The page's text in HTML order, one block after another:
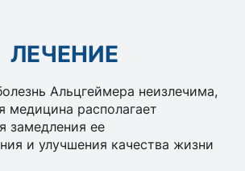
ЛЕЧЕНИЕ
Альцгеймера неизлечима,
медицина располагает
замедления ее
и улучшения качества жизни